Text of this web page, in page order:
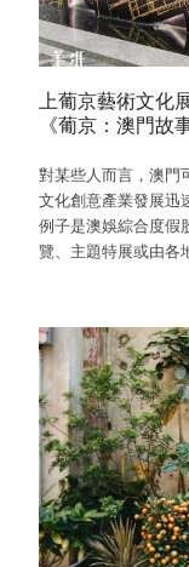
上葡京藝術文化
《葡京：澳門故
對某些人而言，澳門
文化創意產業發展迅
例子是澳娛綜合度假
覽、主題特展或由各